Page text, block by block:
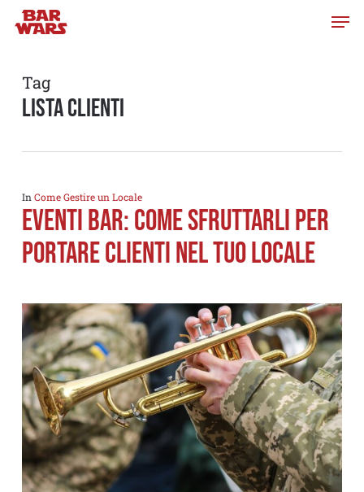
Skip
content
Tag
lista clienti
In Come Gestire un Locale
Eventi Bar: come sfruttarli per
portare clienti nel tuo locale